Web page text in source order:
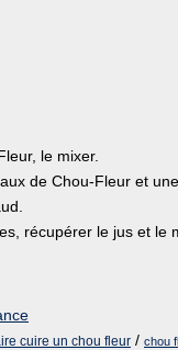
le mixer.
de Chou-Fleur et
récupérer le jus et le
cuire un chou fleur / chou